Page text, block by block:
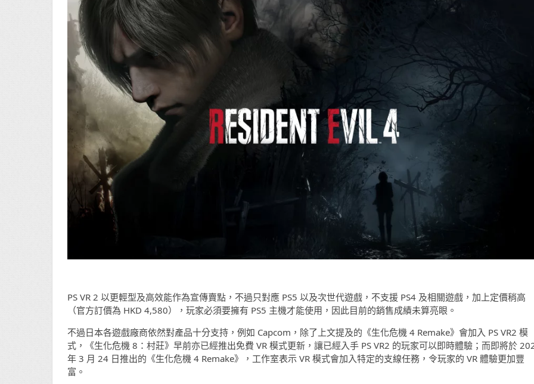
PS VR 2 以更輕型及高效能作為宣傳賣點，不過只對應 PS5 以及次世代遊戲，不支援 PS4 及相關遊戲，加上定價稍高
（官方訂價為 HKD 4,580），玩家必須要擁有 PS5 主機才能使用，因此目前的銷售成績未算亮眼。
不過日本各遊戲廠商依然對產品十分支持，例如 Capcom，除了上文提及的《生化危機 4 Remake》會加入 PS VR2 模
式，《生化危機 8：村莊》早前亦已經推出免費 VR 模式更新，讓已經入手 PS VR2 的玩家可以即時體驗；而即將於
年 3 月 24 日推出的《生化危機 4 Remake》，工作室表示 VR 模式會加入特定的支線任務，令玩家的 VR 體驗更加豐
富。